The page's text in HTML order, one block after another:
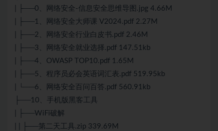
| ├──0、网络安全-信息安全思维导图.jpg 4.66M
| ├──1、网络安全大师课 V2024.pdf 2.27M
| ├──2、网络安全行业白皮书.pdf 2.46M
| ├──3、网络安全就业选择.pdf 147.51kb
| ├──4、OWASP TOP10.pdf 1.65M
| ├──5、程序员必会英语词汇表.pdf 519.95kb
| └──6、网络安全百问百答.pdf 560.91kb
├──10、手机版黑客工具
| ├──WiFi破解
| | ├──第二天工具.zip 339.69M